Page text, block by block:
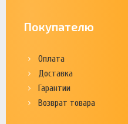
Покупателю
Оплата
Доставка
Гарантии
Возврат товара